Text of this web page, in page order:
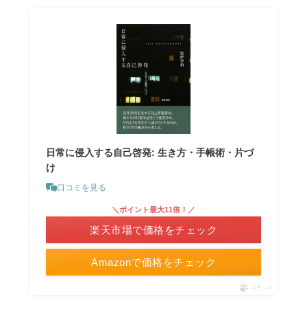
日常に侵入する自己啓発: 生き方・手帳術・片づ
け
口コミを見る
Amazonで価格をチェック
＼ポイント最大11倍！／
楽天市場で価格をチェック
ポチップ